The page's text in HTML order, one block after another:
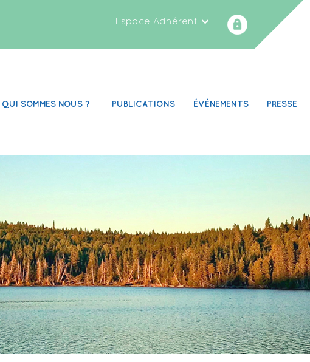
Espace Adhérent
QUI SOMMES NOUS ? PUBLICATIONS ÉVÉNEMENTS PRESSE